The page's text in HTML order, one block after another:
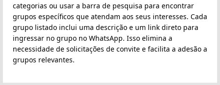
categorias ou usar a barra de pesquisa para encontrar
grupos específicos que atendam aos seus interesses. Cada
grupo listado inclui uma descrição e um link direto para
ingressar no grupo no WhatsApp. Isso elimina a
necessidade de solicitações de convite e facilita a adesão a
grupos relevantes.